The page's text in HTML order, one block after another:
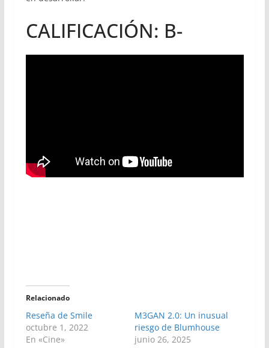
CALIFICACIÓN: B-
Relacionado
Reseña de Smile
octubre 1, 2022
En «Cine»
M3GAN 2.0: Un inusual
riesgo de Blumhouse
junio 26, 2025